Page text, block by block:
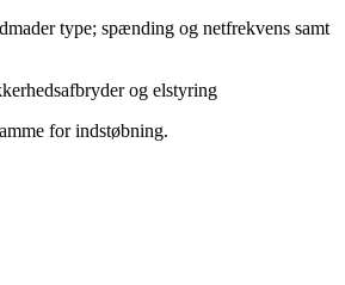
type; spænding og netfrekvens samt
og elstyring
for indstøbning.